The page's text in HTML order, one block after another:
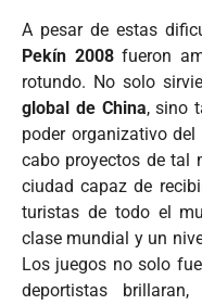
A pesar de estas
Pekín 2008fueron
rotundo. No solo
global de China, sino
poder organizativo
cabo proyectos de tal
ciudad capaz de
turistas de todo el
clase mundial y un
Los juegos no solo
deportistas